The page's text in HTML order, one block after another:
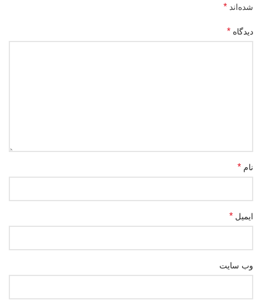
شده‌اند *
دیدگاه *
نام *
ایمیل *
وب‌ سایت